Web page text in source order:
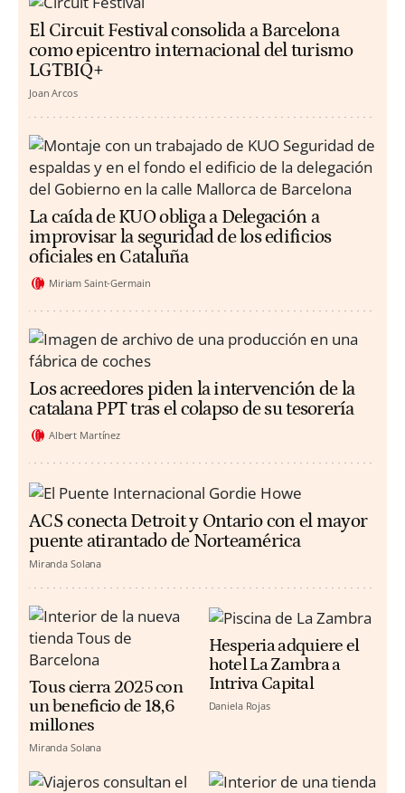
El Circuit Festival consolida a Barcelona
como epicentro internacional del turismo
LGTBIQ+
Joan Arcos
La caída de KUO obliga a Delegación a
improvisar la seguridad de los edificios
oficiales en Cataluña
Miriam Saint-Germain
Los acreedores piden la intervención de la
catalana PPT tras el colapso de su tesorería
Albert Martínez
ACS conecta Detroit y Ontario con el mayor
puente atirantado de Norteamérica
Miranda Solana
Tous cierra 2025 con
un beneficio de 18,6
millones
Miranda Solana
Hesperia adquiere el
hotel La Zambra a
Intriva Capital
Daniela Rojas